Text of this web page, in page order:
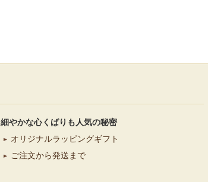
細やかな心くばりも人気の秘密
オリジナルラッピングギフト
ご注文から発送まで